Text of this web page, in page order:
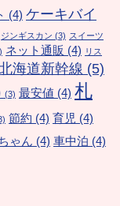
(4) ケーキバイ
ジンギスカン (3) スイーツ
ネット通販 (4) リス
海道新幹線 (5)
(3) 最安値 (4) 札
節約 (4) 育児 (4)
ゃん (4) 車中泊 (4)